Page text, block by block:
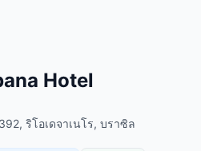
Hotel
ริโอเดจาเนโร, บราซิล